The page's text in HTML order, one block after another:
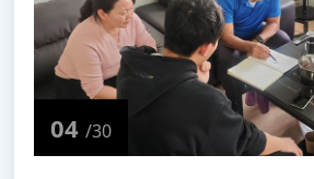
04/30